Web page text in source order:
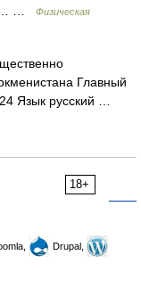
…
Физическая
Главный
Язык русский …
18+
Drupal,